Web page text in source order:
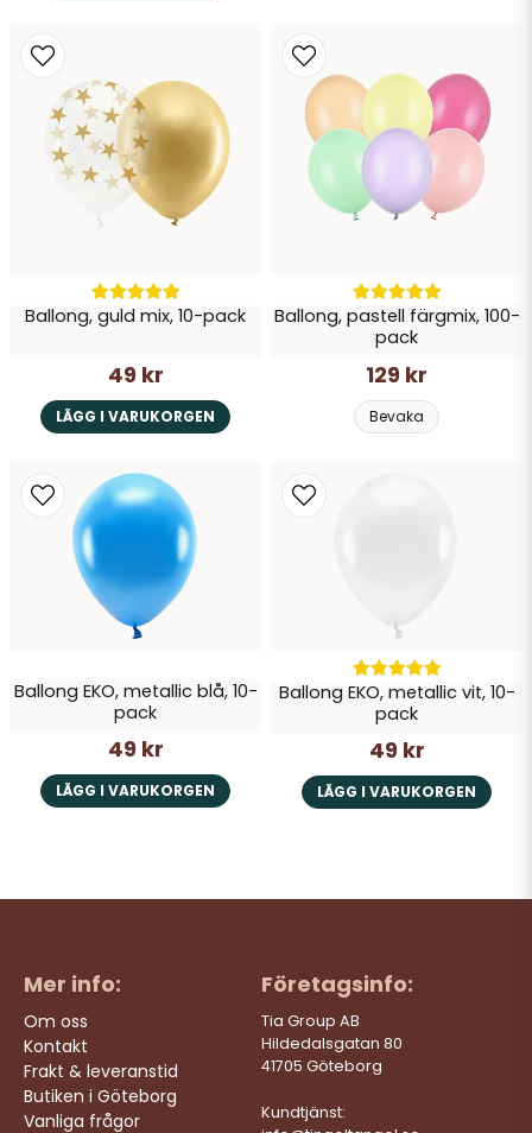
Ballong, guld mix, 10-pack
49 kr
LÄGG I VARUKORGEN
Ballong, pastell färgmix, 100-
pack
129 kr
Bevaka
Ballong EKO, metallic blå, 10-
pack
49 kr
LÄGG I VARUKORGEN
Ballong EKO, metallic vit, 10-
pack
49 kr
LÄGG I VARUKORGEN
Mer info:
Om oss
Kontakt
Frakt & leveranstid
Butiken i Göteborg
Vanliga frågor
Företagsinfo:
Tia Group AB
Hildedalsgatan 80
41705 Göteborg
Kundtjänst: